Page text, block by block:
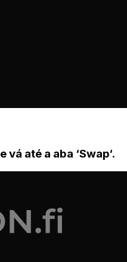
e vá até a aba ‘Swap‘.